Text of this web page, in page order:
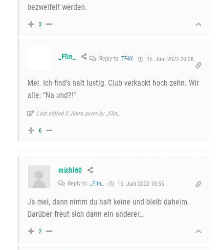
bezweifelt werden.
3
_Flin_ Reply toTF4Y 15. Juni 2023 20:38
Mei. Ich find’s halt lustig. Club verkackt hoch zehn. Wir
alle: “Na und?!”
Last edited 3 Jahre zuvor by _Flin_
6
michl60
Reply to _Flin_ 15. Juni 2023 18:56
Ja mei, dann nimm du halt keine und bleib daheim.
Darüber freut sich dann ein anderer…
2